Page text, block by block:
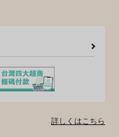
詳しくはこちら